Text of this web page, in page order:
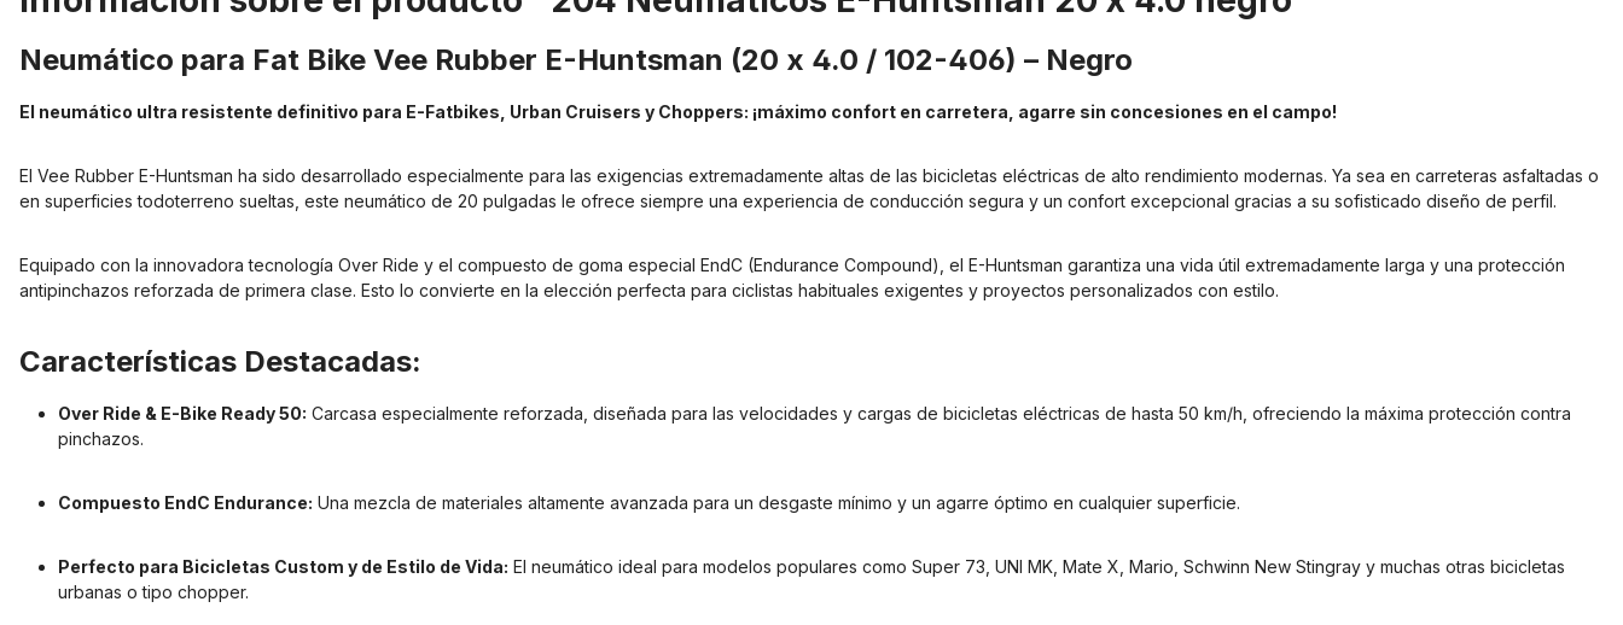
Neumático para Fat Bike Vee Rubber E-Huntsman (20 x 4.0 / 102-406) – Negro
El neumático ultra resistente definitivo para E-Fatbikes, Urban Cruisers y Choppers: ¡máximo confort en carretera, agarre sin concesiones en el campo!
El Vee Rubber E-Huntsman ha sido desarrollado especialmente para las exigencias extremadamente altas de las bicicletas eléctricas de alto rendimiento modernas. Ya sea en carreteras asfaltadas o
en superficies todoterreno sueltas, este neumático de 20 pulgadas le ofrece siempre una experiencia de conducción segura y un confort excepcional gracias a su sofisticado diseño de perfil.
Equipado con la innovadora tecnología Over Ride y el compuesto de goma especial EndC (Endurance Compound), el E-Huntsman garantiza una vida útil extremadamente larga y una protección
antipinchazos reforzada de primera clase. Esto lo convierte en la elección perfecta para ciclistas habituales exigentes y proyectos personalizados con estilo.
Características Destacadas:
Over Ride & E-Bike Ready 50: Carcasa especialmente reforzada, diseñada para las velocidades y cargas de bicicletas eléctricas de hasta 50 km/h, ofreciendo la máxima protección contra
pinchazos.
Compuesto EndC Endurance: Una mezcla de materiales altamente avanzada para un desgaste mínimo y un agarre óptimo en cualquier superficie.
Perfecto para Bicicletas Custom y de Estilo de Vida: El neumático ideal para modelos populares como Super 73, UNI MK, Mate X, Mario, Schwinn New Stingray y muchas otras bicicletas
urbanas o tipo chopper.